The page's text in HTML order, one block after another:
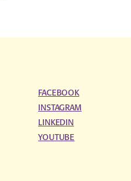
FACEBOOK
INSTAGRAM
LINKEDIN
YOUTUBE